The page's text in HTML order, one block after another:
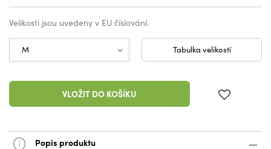
Velikosti jsou uvedeny v EU číslování.
Tabulka velikostí
VLOŽIT DO KOŠÍKU
Popis produktu